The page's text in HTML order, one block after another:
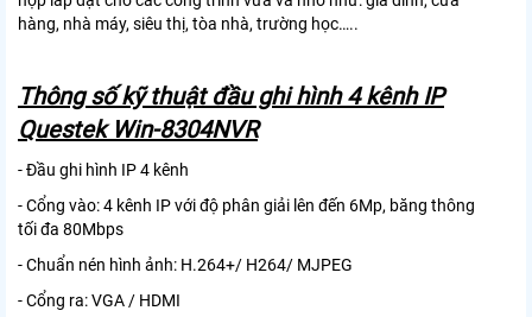
hàng, nhà máy, siêu thị, tòa nhà, trường học…..
Thông số kỹ thuật đầu ghi hình 4 kênh IP
Questek Win-8304NVR
- Đầu ghi hình IP 4 kênh
- Cổng vào: 4 kênh IP với độ phân giải lên đến 6Mp, băng thông
tối đa 80Mbps
- Chuẩn nén hình ảnh: H.264+/ H264/ MJPEG
- Cổng ra: VGA / HDMI